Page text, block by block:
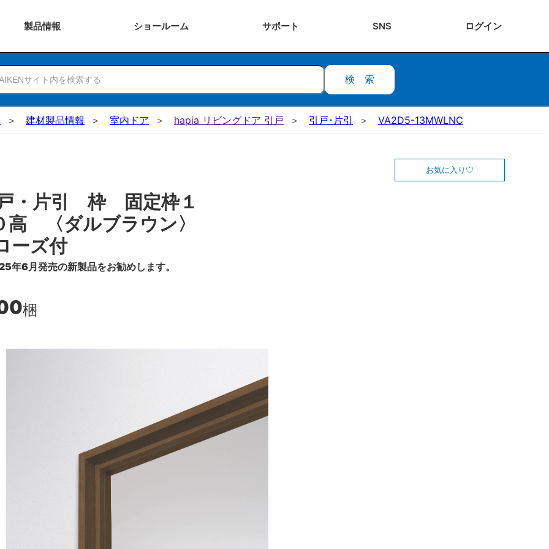
製品情報 ショールーム サポート SNS ログイン
検索
建材製品情報 室内ドア hapia リビングドア 引戸 引戸･片引 VA2D5-13MWLNC
・片引 枠 固定枠１
〈ダルブラウン〉
ズ付
年6月発売の新製品をお勧めします。
梱
お気に入り